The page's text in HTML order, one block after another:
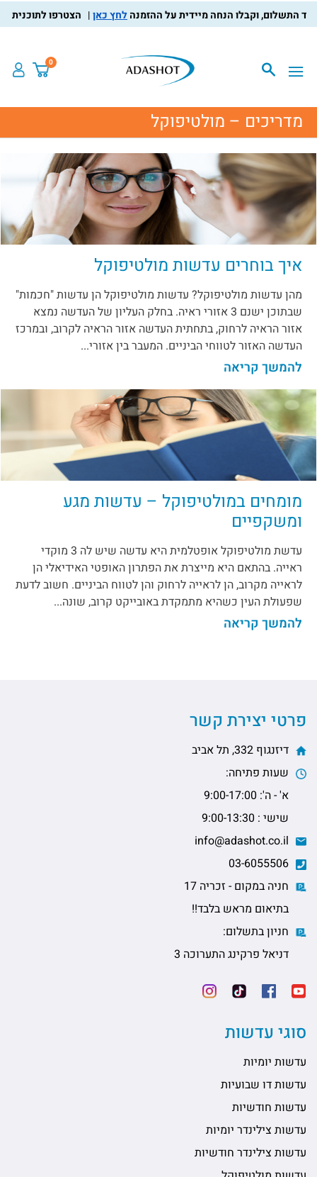
לחץ כאן הצטרפו לתוכנית
0
מדריכים – מולטיפוקל
איך בוחרים עדשות מולטיפוקל
מהן עדשות מולטיפוקל? עדשות מולטיפוקל הן עדשות "חכמות"
שבתוכן ישנם 3 אזורי ראיה. בחלק העליון של העדשה נמצא
אזור הראיה לרחוק, בתחתית העדשה אזור הראיה לקרוב, ובמרכז
העדשה האזור לטווחי הביניים. המעבר בין אזורי...
להמשך קריאה
מומחים במולטיפוקל – עדשות מגע
ומשקפיים
עדשת מולטיפוקל אופטלמית היא עדשה שיש לה 3 מוקדי
ראייה. בהתאם היא מייצרת את הפתרון האופטי האידיאלי הן
לראייה מקרוב, הן לראייה לרחוק והן לטווח הביניים. חשוב לדעת
שפעולת העין כשהיא מתמקדת באובייקט קרוב, שונה...
להמשך קריאה
פרטי יצירת קשר
דיזנגוף 332, תל אביב
שעות פתיחה:
א' - ה': 9:00-17:00
שישי : 9:00-13:30
חניה במקום - זכריה 17
בתיאום מראש בלבד!!
חניון בתשלום:
דניאל פרקינג התערוכה 3
סוגי עדשות
עדשות יומיות
עדשות דו שבועיות
עדשות חודשיות
עדשות צילינדר יומיות
עדשות צילינדר חודשיות